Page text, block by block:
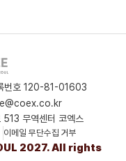
번호 120-81-01603
무역센터 코엑스
이메일 무단수집 거부
2027. All rights